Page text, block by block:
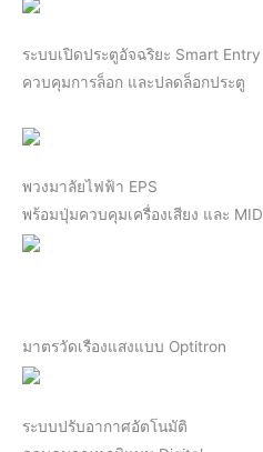
ระบบเปิดประตูอัจฉริยะ Smart Entry
ควบคุมการล็อก และปลดล็อกประตู
พวงมาลัยไฟฟ้า EPS
พร้อมปุ่มควบคุมเครื่องเสียง และ MID
มาตรวัดเรืองแสงแบบ Optitron
ระบบปรับอากาศอัตโนมัติ